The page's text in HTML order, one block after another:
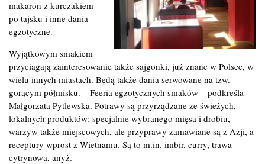
makaron z kurczakiem
po tajsku i inne dania
egzotyczne.
Wyjątkowym smakiem
przyciągają zainteresowanie także sajgonki, już znane w Polsce, w
wielu innych miastach. Będą także dania serwowane na tzw.
gorącym półmisku. – Feeria egzotycznych smaków – podkreśla
Małgorzata Pytlewska. Potrawy są przyrządzane ze świeżych,
lokalnych produktów: specjalnie wybranego mięsa i drobiu,
warzyw także miejscowych, ale przyprawy zamawiane są z Azji, a
receptury wprost z Wietnamu. Są to m.in. imbir, curry, trawa
cytrynowa, anyż.